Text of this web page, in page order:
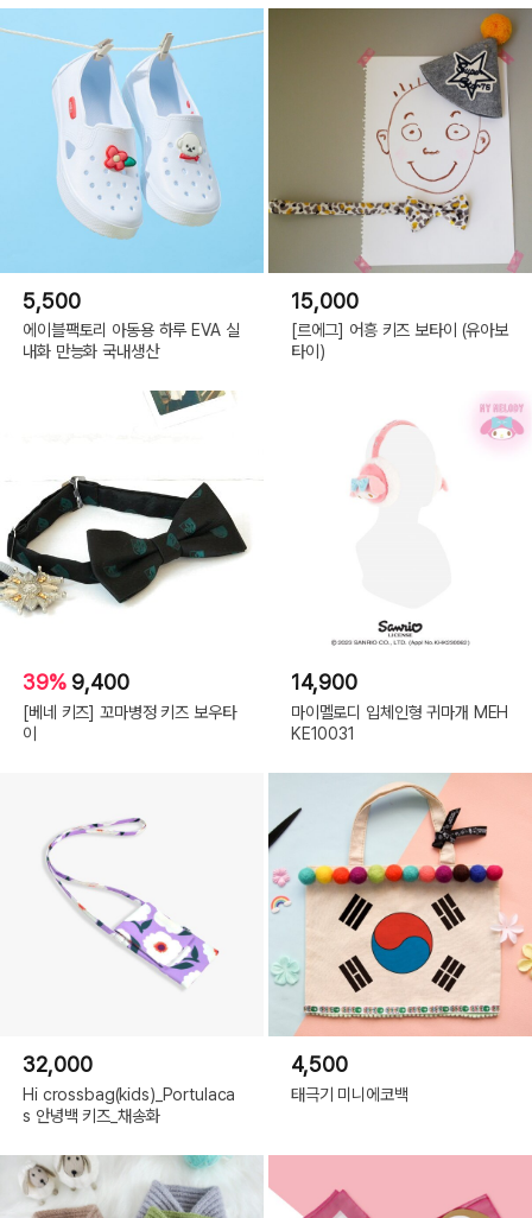
5,500
에이블팩토리 아동용 하루 EVA 실
내화 만능화 국내생산
15,000
[르에그] 어흥 키즈 보타이 (유아보
타이)
39% 9,400
[베네 키즈] 꼬마병정 키즈 보우타
이
14,900
마이멜로디 입체인형 귀마개 MEH
KE10031
32,000
Hi crossbag(kids)_Portulaca
s 안녕백 키즈_채송화
4,500
태극기 미니에코백